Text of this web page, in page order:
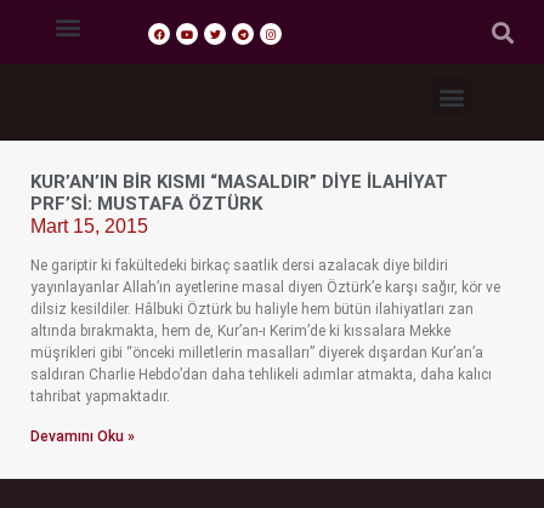
KUR’AN’IN BIR KISMI “MASALDIR” DIYE İLAHIYAT
PRF’Sİ: MUSTAFA ÖZTÜRK
Mart 15, 2015
Ne gariptir ki fakültedeki birkaç saatlik dersi azalacak diye bildiri
yayınlayanlar Allah’ın ayetlerine masal diyen Öztürk’e karşı sağır, kör ve
dilsiz kesildiler. Hâlbuki Öztürk bu haliyle hem bütün ilahiyatları zan
altında bırakmakta, hem de, Kur’an-ı Kerim’de ki kıssalara Mekke
müşrikleri gibi “önceki milletlerin masalları” diyerek dışardan Kur’an’a
saldıran Charlie Hebdo’dan daha tehlikeli adımlar atmakta, daha kalıcı
tahribat yapmaktadır.
Devamını Oku »